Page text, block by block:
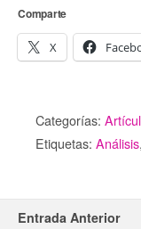
Comparte
X
Categorías:
Etiquetas: Análisis,
Entrada Anterior